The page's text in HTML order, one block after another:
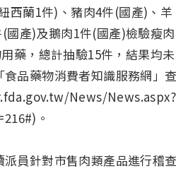
西蘭1件)、豬肉4件(國產)、羊
國產)及鵝肉1件(國產)檢驗瘦肉
藥，總計抽驗15件，結果均未
品藥物消費者知識服務網」查
News/News.aspx?
。
員針對市售肉類產品進行稽查